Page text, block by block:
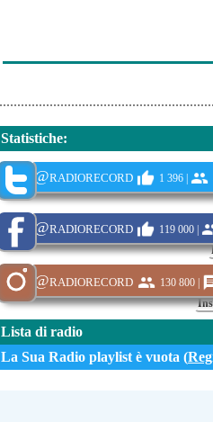
Statistiche:
@radiorecord 1 396 |
@radiorecord 119 000 |
@radiorecord 130 800 |
Lista di radio
La Sua Radio playlist è vuota (